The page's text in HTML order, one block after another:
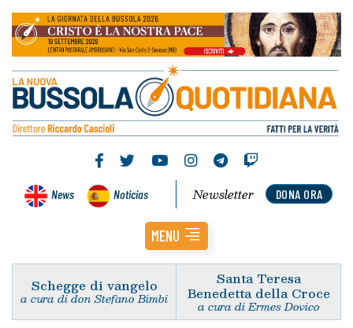
News Noticias DONA ORA
Newsletter
MENU
Schegge di vangelo
a cura di don Stefano Bimbi
Santa Teresa
Benedetta della Croce
a cura di Ermes Dovico